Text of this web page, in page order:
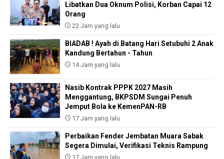
Libatkan Dua Oknum Polisi, Korban Capai 12
Orang
22 Jam yang lalu
BIADAB ! Ayah di Batang Hari Setubuhi 2 Anak
Kandung Bertahun - Tahun
14 Jam yang lalu
Nasib Kontrak PPPK 2027 Masih
Menggantung, BKPSDM Sungai Penuh
Jemput Bola ke KemenPAN-RB
17 Jam yang lalu
Perbaikan Fender Jembatan Muara Sabak
Segera Dimulai, Verifikasi Teknis Rampung
17 Jam yang lalu